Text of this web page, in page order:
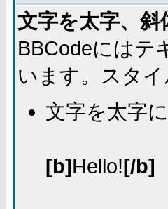
文字を太字、
BBCodeにはテ
います。スタ
文字を太字
[b]Hello![/b]